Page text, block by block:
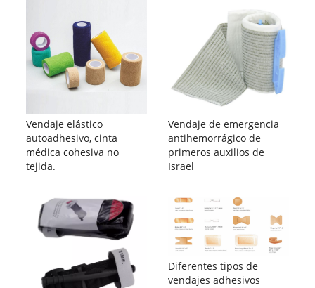
Vendaje elástico
autoadhesivo, cinta
médica cohesiva no
tejida.
Vendaje de emergencia
antihemorrágico de
primeros auxilios de
Israel
Diferentes tipos de
vendajes adhesivos